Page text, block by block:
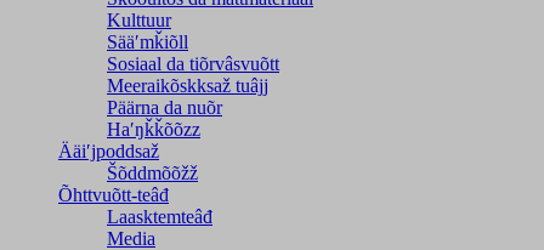
Kulttuur
Sääʹmǩiõll
Sosiaal da tiõrvâsvuõtt
Meeraikõskksaž tuâjj
Päärna da nuõr
Haʹŋǩǩõõzz
Ääiʹjpoddsaž
Šõddmõõžž
Õhttvuõtt-teâđ
Laasktemteâđ
Media